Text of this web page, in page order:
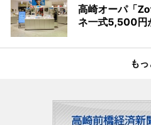
高崎オーパ「
ネ一式5,500円
も